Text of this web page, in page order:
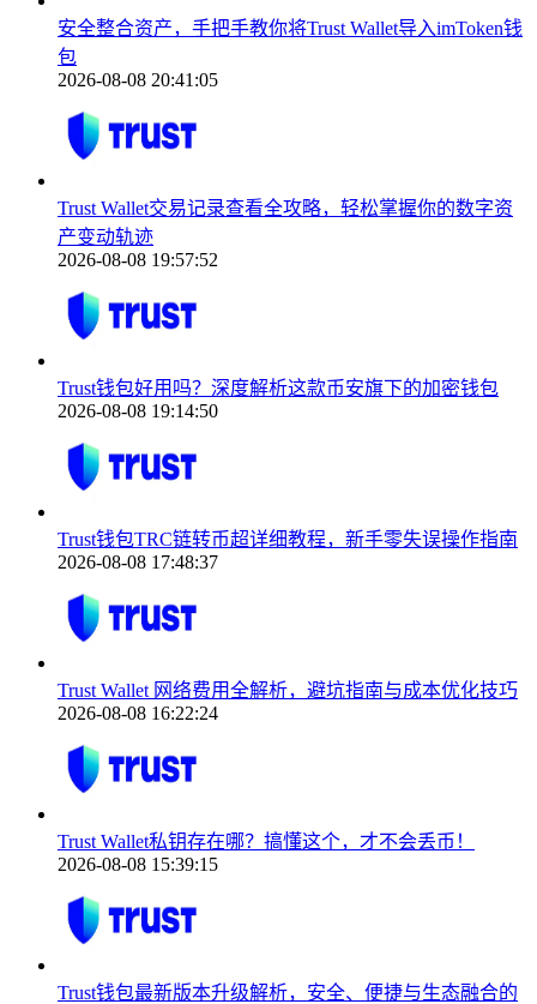
安全整合资产，手把手教你将Trust Wallet导入imToken钱
包
2026-08-08 20:41:05
Trust Wallet交易记录查看全攻略，轻松掌握你的数字资
产变动轨迹
2026-08-08 19:57:52
Trust钱包好用吗？深度解析这款币安旗下的加密钱包
2026-08-08 19:14:50
Trust钱包TRC链转币超详细教程，新手零失误操作指南
2026-08-08 17:48:37
Trust Wallet 网络费用全解析，避坑指南与成本优化技巧
2026-08-08 16:22:24
Trust Wallet私钥存在哪？搞懂这个，才不会丢币！
2026-08-08 15:39:15
Trust钱包最新版本升级解析，安全、便捷与生态融合的